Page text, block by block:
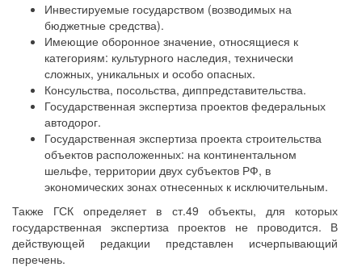
Инвестируемые государством (возводимых на
бюджетные средства).
Имеющие оборонное значение, относящиеся к
категориям: культурного наследия, технически
сложных, уникальных и особо опасных.
Консульства, посольства, диппредставительства.
Государственная экспертиза проектов федеральных
автодорог.
Государственная экспертиза проекта строительства
объектов расположенных: на континентальном
шельфе, территории двух субъектов РФ, в
экономических зонах отнесенных к исключительным.
Также ГСК определяет в ст.49 объекты, для которых
государственная экспертиза проектов не проводится. В
действующей редакции представлен исчерпывающий
перечень.